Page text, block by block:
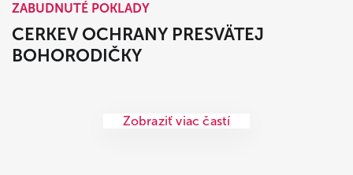
ZABUDNUTÉ POKLADY
CERKEV OCHRANY PRESVÄTEJ
BOHORODIČKY
Zobraziť viac častí